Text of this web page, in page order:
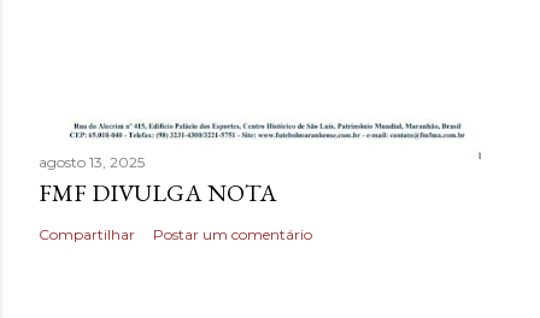
agosto 13, 2025
FMF DIVULGA NOTA
Compartilhar Postar um comentário